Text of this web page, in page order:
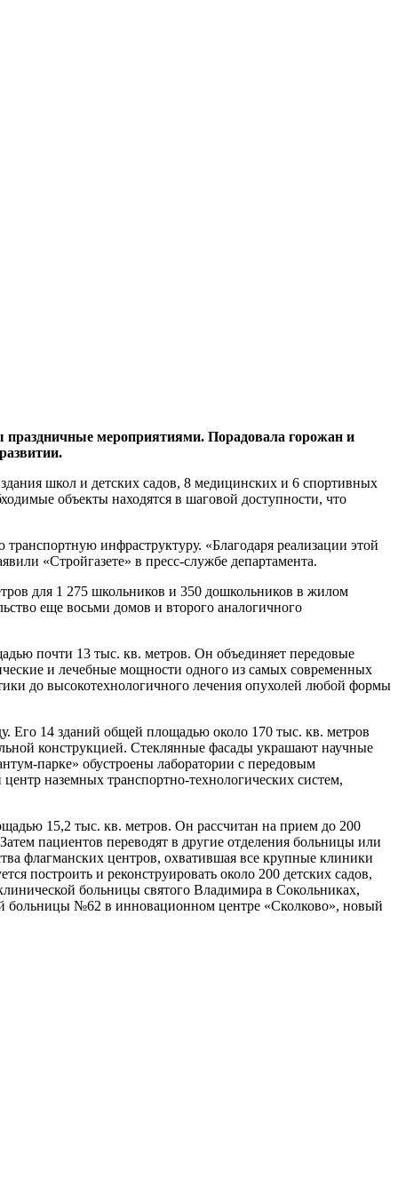
праздничные мероприятиями. Порадовала горожан и
школ и детских садов, 8 медицинских и 6 спортивных
объекты находятся в шаговой доступности, что
инфраструктуру. «Благодаря реализации этой
«Стройгазете» в пресс-службе департамента.
для 1 275 школьников и 350 дошкольников в жилом
еще восьми домов и второго аналогичного
почти 13 тыс. кв. метров. Он объединяет передовые
и лечебные мощности одного из самых современных
до высокотехнологичного лечения опухолей любой формы
Его 14 зданий общей площадью около 170 тыс. кв. метров
конструкцией. Стеклянные фасады украшают научные
парке» обустроены лаборатории с передовым
наземных транспортно-технологических систем,
15,2 тыс. кв. метров. Он рассчитан на прием до 200
пациентов переводят в другие отделения больницы или
флагманских центров, охватившая все крупные клиники
построить и реконструировать около 200 детских садов,
больницы святого Владимира в Сокольниках,
больницы №62 в инновационном центре «Сколково», новый